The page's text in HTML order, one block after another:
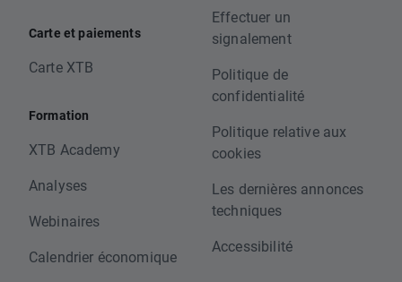
Carte et paiements
Carte XTB
Formation
XTB Academy
Analyses
Webinaires
Calendrier économique
Effectuer un
signalement
Politique de
confidentialité
Politique relative aux
cookies
Les dernières annonces
techniques
Accessibilité